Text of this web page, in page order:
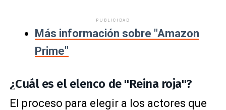
PUBLICIDAD
Más información sobre "Amazon
Prime"
¿Cuál es el elenco de "Reina roja"?
El proceso para elegir a los actores que